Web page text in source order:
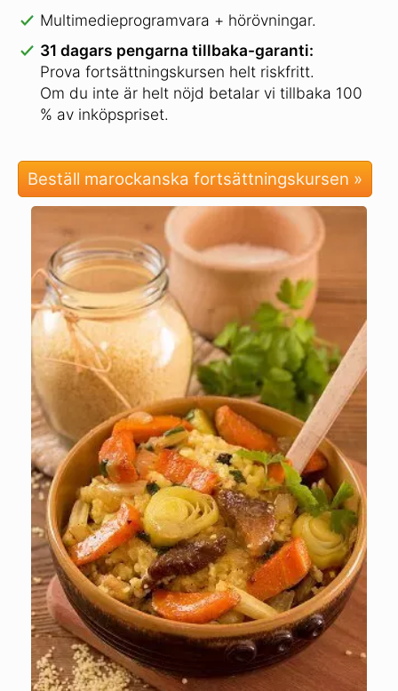
Multimedieprogramvara + hörövningar.
31 dagars pengarna tillbaka-garanti:
Prova fortsättningskursen helt riskfritt.
Om du inte är helt nöjd betalar vi tillbaka 100
% av inköpspriset.
Beställ marockanska fortsättningskursen »